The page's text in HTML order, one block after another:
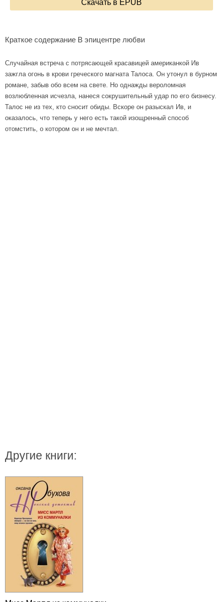
Скачать в EPUB
Краткое содержание В эпицентре любви
Случайная встреча с потрясающей красавицей американкой Ив
зажгла огонь в крови греческого магната Талоса. Он утонул в бурном
романе, забыв обо всем на свете. Но однажды вероломная
возлюбленная исчезла, нанеся сокрушительный удар по его бизнесу.
Талос не из тех, кто сносит обиды. Вскоре он разыскал Ив, и
оказалось, что теперь у него есть такой изощренный способ
отомстить, о котором он и не мечтал.
Другие книги: